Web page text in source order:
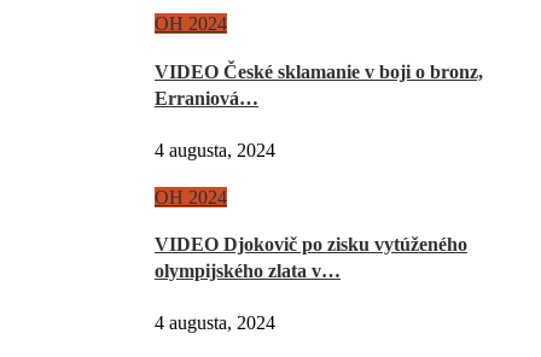
OH 2024
VIDEO České sklamanie v boji o bronz,
Erraniová…
4 augusta, 2024
OH 2024
VIDEO Djokovič po zisku vytúženého
olympijského zlata v…
4 augusta, 2024